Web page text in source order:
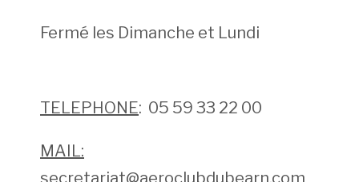
Fermé les Dimanche et Lundi
TELEPHONE: 05 59 33 22 00
MAIL:
secretariat@aeroclubdubearn.com